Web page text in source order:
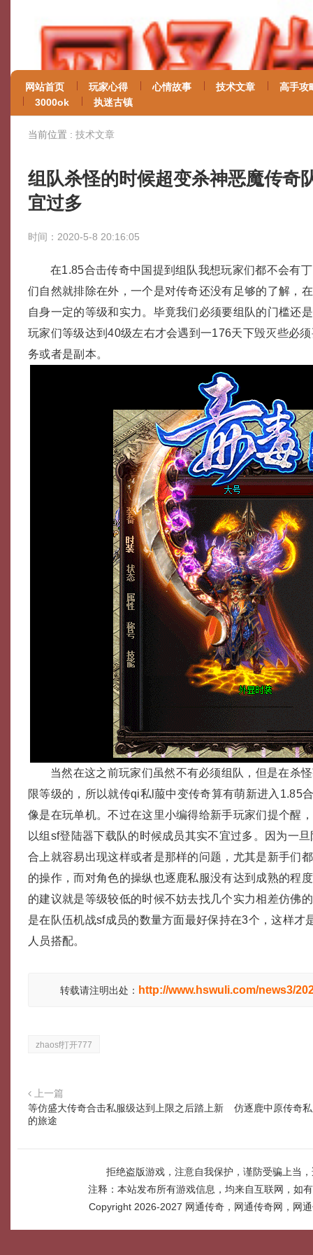
网站首页 玩家心得 心情故事 技术文章
高手攻
3000ok
执迷古镇
当前位置 : 技术文章
组队杀怪的时候超变杀神恶魔传奇
宜过多
时间：2020-5-8 20:16:05
在1.85合击传奇中国提到组队我想玩家们都不会有
们自然就排除在外，一个是对传奇还没有足够的了解，
自身一定的等级和实力。毕竟我们必须要组队的门槛还
玩家们等级达到40级左右才会遇到一176天下毁灭些必
务或者是副本。
当然在这之前玩家们虽然不有必须组队，但是在杀
限等级的，所以就传qi私l菔中变传奇算有萌新进入1.85
像是在玩单机。不过在这里小编得给新手玩家们提个醒
以组sf登陆器下载队的时候成员其实不宜过多。因为一
合上就容易出现这样或者是那样的问题，尤其是新手们
的操作，而对角色的操纵也逐鹿私服没有达到成熟的程
的建议就是等级较低的时候不妨去找几个实力相差仿佛
是在队伍机战sf成员的数量方面最好保持在3个，这样才
人员搭配。
转载请注明出处： http://www.hswuli.com/news3/
zhaosf打开777
上一篇
等仿盛大传奇合击私服级达到上限之后踏上新
的旅途
仿逐鹿中原传奇
拒绝盗版游戏，注意自我保护，谨防受骗上当
注释：本站发布所有游戏信息，均来自互联网，如
Copyright 2026-2027 网通传奇，网通传奇网，网